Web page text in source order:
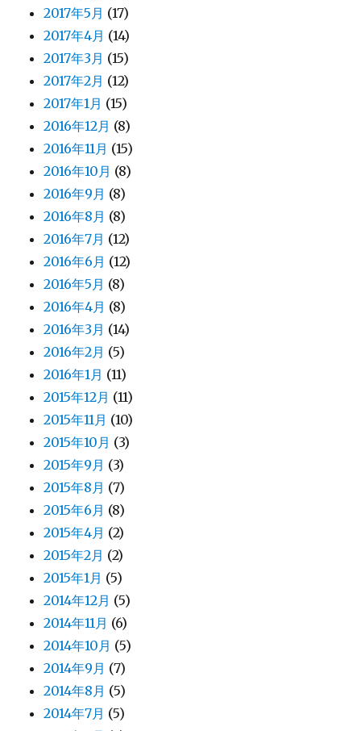
2017年5月 (17)
2017年4月 (14)
2017年3月 (15)
2017年2月 (12)
2017年1月 (15)
2016年12月 (8)
2016年11月 (15)
2016年10月 (8)
2016年9月 (8)
2016年8月 (8)
2016年7月 (12)
2016年6月 (12)
2016年5月 (8)
2016年4月 (8)
2016年3月 (14)
2016年2月 (5)
2016年1月 (11)
2015年12月 (11)
2015年11月 (10)
2015年10月 (3)
2015年9月 (3)
2015年8月 (7)
2015年6月 (8)
2015年4月 (2)
2015年2月 (2)
2015年1月 (5)
2014年12月 (5)
2014年11月 (6)
2014年10月 (5)
2014年9月 (7)
2014年8月 (5)
2014年7月 (5)